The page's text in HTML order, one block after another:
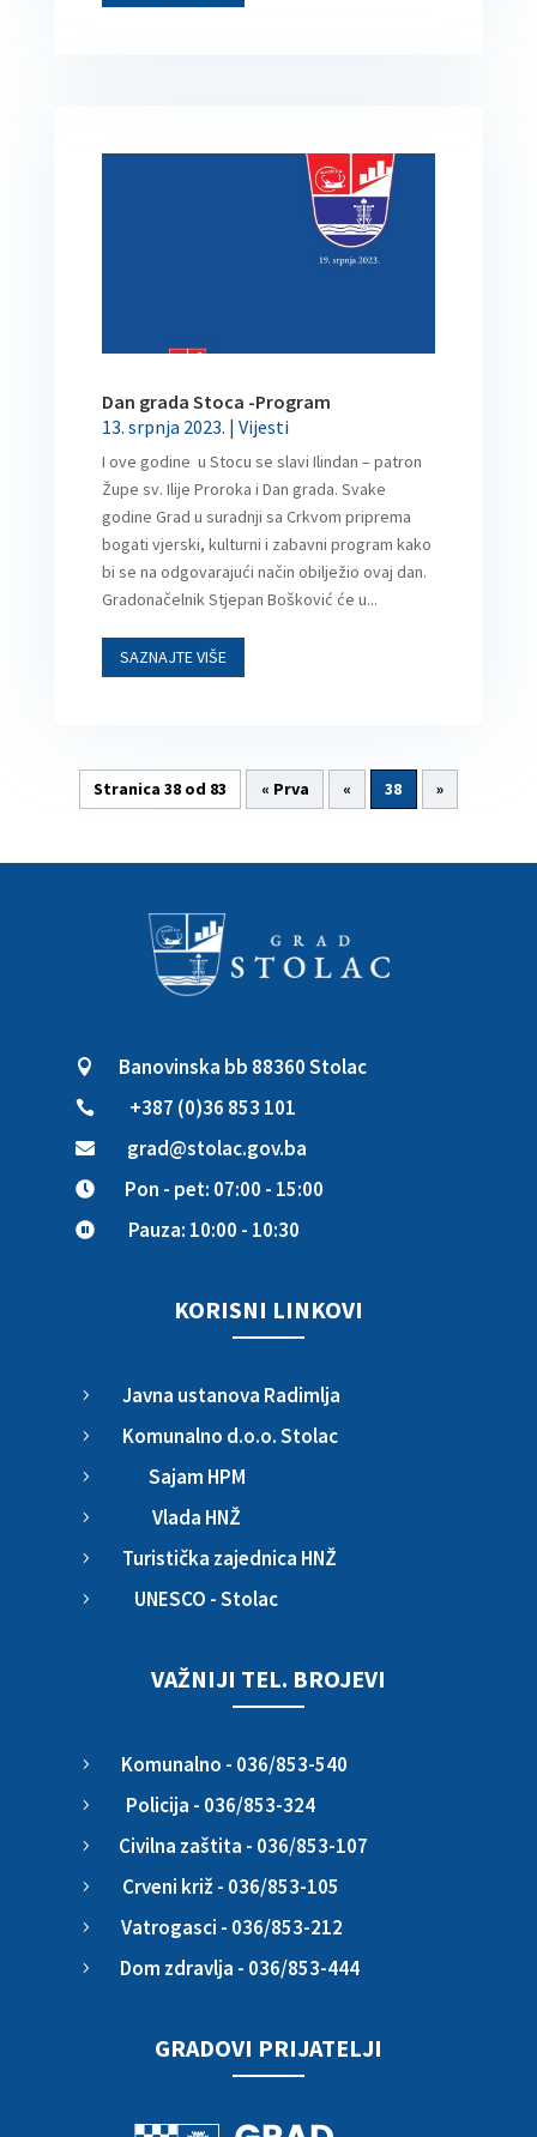
Dan grada Stoca -Program
13. srpnja 2023. | Vijesti
I ove godine u Stocu se slavi Ilindan – patron
Župe sv. Ilije Proroka i Dan grada. Svake
godine Grad u suradnji sa Crkvom priprema
bogati vjerski, kulturni i zabavni program kako
bi se na odgovarajući način obilježio ovaj dan.
Gradonačelnik Stjepan Bošković će u...
SAZNAJTE VIŠE
Stranica 38 od 83 « Prva « 38 »
 Banovinska bb 88360 Stolac
 +387 (0)36 853 101
 grad@stolac.gov.ba
 Pon - pet: 07:00 - 15:00
 Pauza: 10:00 - 10:30
KORISNI LINKOVI
5 Javna ustanova Radimlja
5 Komunalno d.o.o. Stolac
5 Sajam HPM
5 Vlada HNŽ
5 Turistička zajednica HNŽ
5 UNESCO - Stolac
VAŽNIJI TEL. BROJEVI
5 Komunalno - 036/853-540
5 Policija - 036/853-324
5 Civilna zaštita - 036/853-107
5 Crveni križ - 036/853-105
5 Vatrogasci - 036/853-212
5 Dom zdravlja - 036/853-444
GRADOVI PRIJATELJI